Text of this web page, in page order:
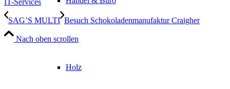
Holz
SAG’S MULTI Besuch Schokoladenmanufaktur Craigher
Nach oben scrollen